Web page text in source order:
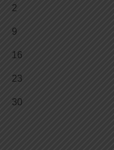
2
9
16
23
30